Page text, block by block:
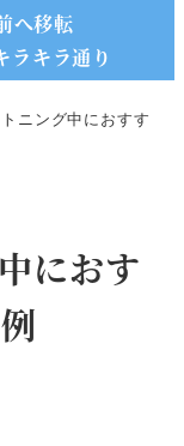
へ移転
キラ通り
ニング中におすす
におす